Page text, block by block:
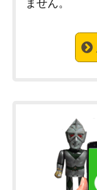
ません。